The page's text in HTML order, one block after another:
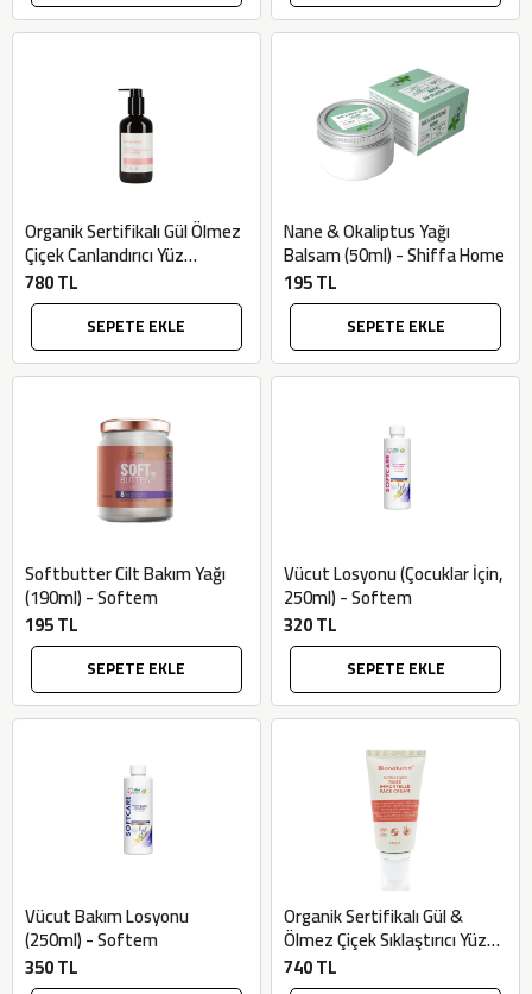
Organik Sertifikalı Gül Ölmez
Çiçek Canlandırıcı Yüz
Temizleme Jeli (250ml) -
Bionaturca
780 TL
SEPETE EKLE
Nane & Okaliptus Yağı
Balsam (50ml) - Shiffa Home
195 TL
SEPETE EKLE
Softbutter Cilt Bakım Yağı
(190ml) - Softem
195 TL
SEPETE EKLE
Vücut Losyonu (Çocuklar İçin,
250ml) - Softem
320 TL
SEPETE EKLE
Vücut Bakım Losyonu
(250ml) - Softem
350 TL
Organik Sertifikalı Gül &
Ölmez Çiçek Sıklaştırıcı Yüz
Kremi (50ml) - Bionaturca
740 TL